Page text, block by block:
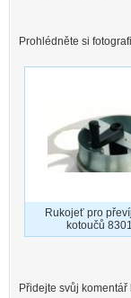
Prohlédněte si
Rukojeť pro
kotoučů
Přidejte svůj komentář